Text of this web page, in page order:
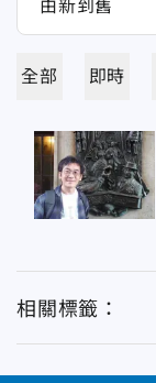
全部 即時
相關標籤：